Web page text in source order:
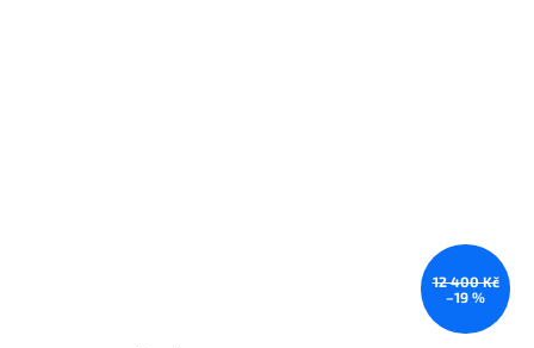
12 400 Kč
–19 %